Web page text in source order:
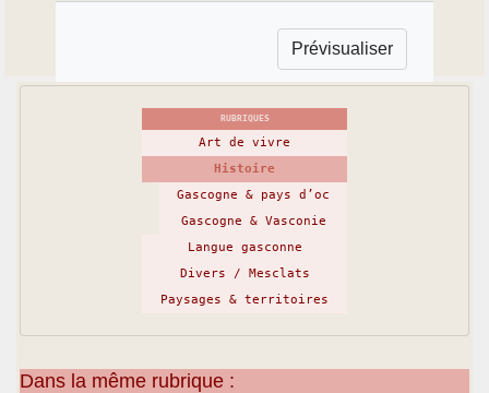
RUBRIQUES
Art de vivre
Histoire
Gascogne & pays d’oc
Gascogne & Vasconie
Langue gasconne
Divers / Mesclats
Paysages & territoires
Dans la même rubrique :